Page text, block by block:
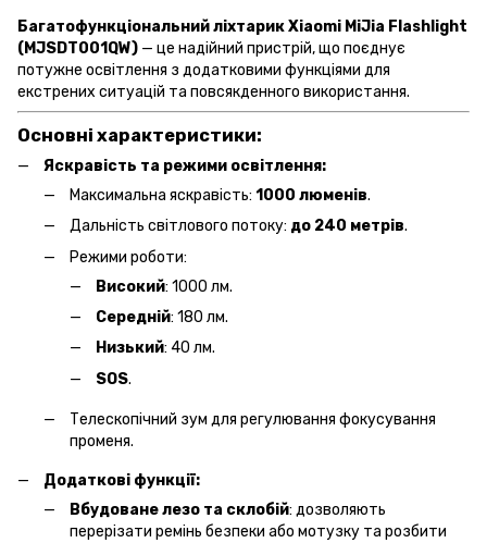
Багатофункціональний ліхтарик Xiaomi MiJia Flashlight
(MJSDT001QW) — це надійний пристрій, що поєднує
потужне освітлення з додатковими функціями для
екстрених ситуацій та повсякденного використання.​
Основні характеристики:
Яскравість та режими освітлення:
Максимальна яскравість: 1000 люменів.​
Дальність світлового потоку: до 240 метрів.​
Режими роботи:​
Високий: 1000 лм.
Середній: 180 лм.
Низький: 40 лм.
SOS.
Телескопічний зум для регулювання фокусування
променя.​
Додаткові функції:
Вбудоване лезо та склобій: дозволяють
перерізати ремінь безпеки або мотузку та розбити